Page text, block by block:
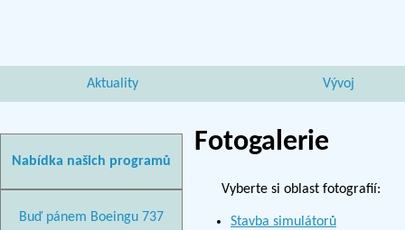
Aktuality Vývoj
Nabídka našich programů
Buď pánem Boeingu 737
Fotogalerie
Vyberte si oblast fotografií:
Stavba simulátorů